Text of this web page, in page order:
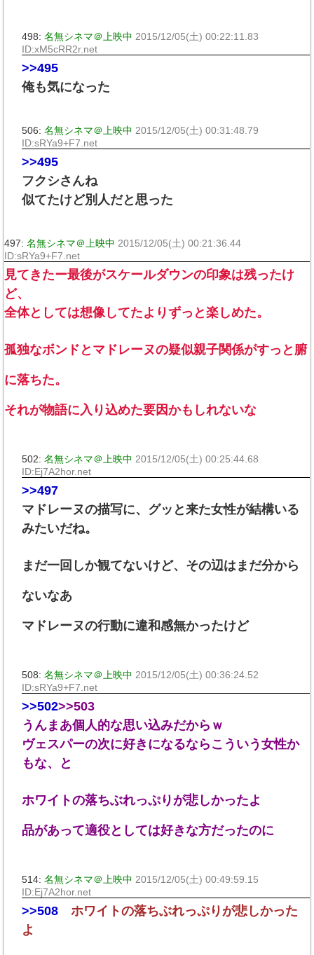
498: 名無シネマ＠上映中 2015/12/05(土) 00:22:11.83
ID:xM5cRR2r.net
>>495
俺も気になった
506: 名無シネマ＠上映中 2015/12/05(土) 00:31:48.79
ID:sRYa9+F7.net
>>495
フクシさんね
似てたけど別人だと思った
497: 名無シネマ＠上映中 2015/12/05(土) 00:21:36.44
ID:sRYa9+F7.net
見てきたー最後がスケールダウンの印象は残ったけ
ど、
全体としては想像してたよりずっと楽しめた。
孤独なボンドとマドレーヌの疑似親子関係がすっと腑
に落ちた。
それが物語に入り込めた要因かもしれないな
502: 名無シネマ＠上映中 2015/12/05(土) 00:25:44.68
ID:Ej7A2hor.net
>>497
マドレーヌの描写に、グッと来た女性が結構いる
みたいだね。
まだ一回しか観てないけど、その辺はまだ分から
ないなあ
マドレーヌの行動に違和感無かったけど
508: 名無シネマ＠上映中 2015/12/05(土) 00:36:24.52
ID:sRYa9+F7.net
>>502>>503
うんまあ個人的な思い込みだからｗ
ヴェスパーの次に好きになるならこういう女性か
もな、と
ホワイトの落ちぶれっぷりが悲しかったよ
品があって適役としては好きな方だったのに
514: 名無シネマ＠上映中 2015/12/05(土) 00:49:59.15
ID:Ej7A2hor.net
>>508 ホワイトの落ちぶれっぷりが悲しかった
よ